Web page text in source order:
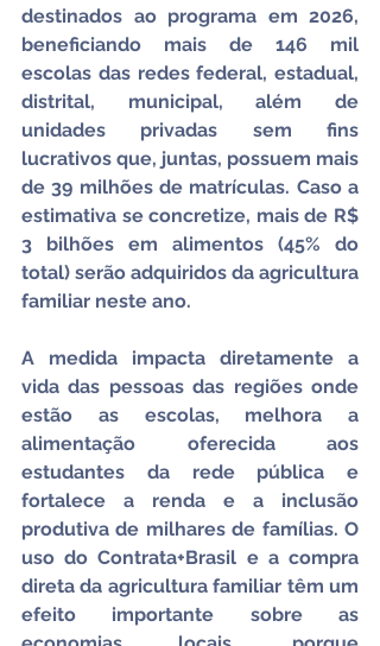
destinados ao programa em 2026,
beneficiando mais de 146 mil
escolas das redes federal, estadual,
distrital, municipal, além de
unidades privadas sem fins
lucrativos que, juntas, possuem mais
de 39 milhões de matrículas. Caso a
estimativa se concretize, mais de R$
3 bilhões em alimentos (45% do
total) serão adquiridos da agricultura
familiar neste ano.
A medida impacta diretamente a
vida das pessoas das regiões onde
estão as escolas, melhora a
alimentação oferecida aos
estudantes da rede pública e
fortalece a renda e a inclusão
produtiva de milhares de famílias. O
uso do Contrata+Brasil e a compra
direta da agricultura familiar têm um
efeito importante sobre as